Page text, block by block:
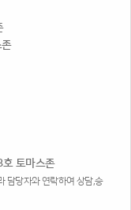
토마스존
담당자와 연락하여 상담,승